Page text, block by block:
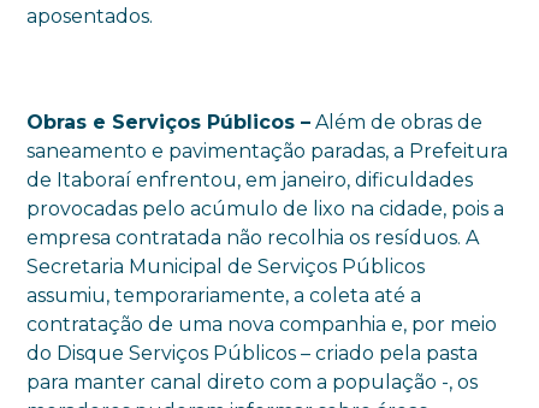
aposentados.
Obras e Serviços Públicos – Além de obras de
saneamento e pavimentação paradas, a Prefeitura
de Itaboraí enfrentou, em janeiro, dificuldades
provocadas pelo acúmulo de lixo na cidade, pois a
empresa contratada não recolhia os resíduos. A
Secretaria Municipal de Serviços Públicos
assumiu, temporariamente, a coleta até a
contratação de uma nova companhia e, por meio
do Disque Serviços Públicos – criado pela pasta
para manter canal direto com a população -, os